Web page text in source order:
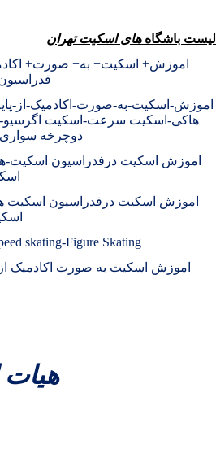
لیست باشگاههای اسکیت تهران
اموزش+ اسکیت+ به+ صورت+
اموزش-اسکیت-به-صورت-اکادمیک-از-
هاکی-اسکیت سرعت-اسکیت اگرسیو-
دوچرخه سواری-
اموزش اسکیت درفدراسیون اسکیت-
اموزش اسکیت درفدراسیون اسکیت
skating-Figure Skating
اموزش اسکیت به صورت اکادمیک